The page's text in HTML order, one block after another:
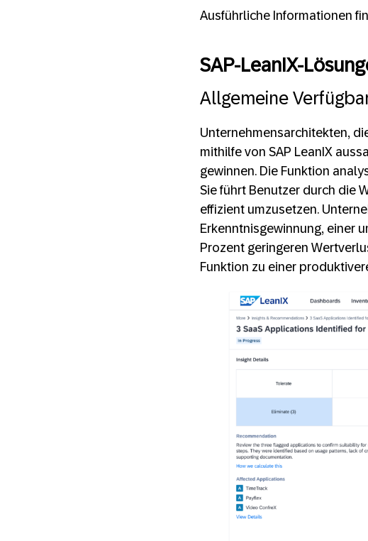
Ausführliche Informationen
SAP-LeanIX-
Allgemeine
Unternehmensarchitekten,
mithilfe von SAP LeanIX
gewinnen. Die Funktion
Sie führt Benutzer durch die
effizient umzusetzen.
Erkenntnisgewinnung, einer
Prozent geringeren
Funktion zu einer